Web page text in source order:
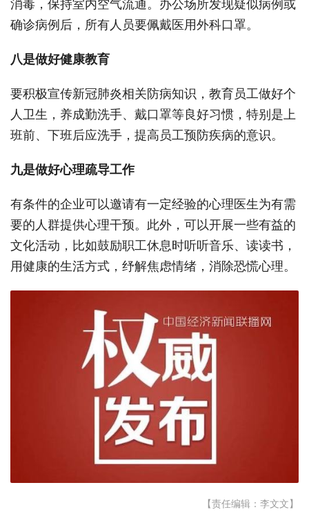
消毒，保持室内空气流通。办公场所发现疑似病例或
确诊病例后，所有人员要佩戴医用外科口罩。
八是做好健康教育
要积极宣传新冠肺炎相关防病知识，教育员工做好个
人卫生，养成勤洗手、戴口罩等良好习惯，特别是上
班前、下班后应洗手，提高员工预防疾病的意识。
九是做好心理疏导工作
有条件的企业可以邀请有一定经验的心理医生为有需
要的人群提供心理干预。此外，可以开展一些有益的
文化活动，比如鼓励职工休息时听听音乐、读读书，
用健康的生活方式，纾解焦虑情绪，消除恐慌心理。
【责任编辑：李文文】